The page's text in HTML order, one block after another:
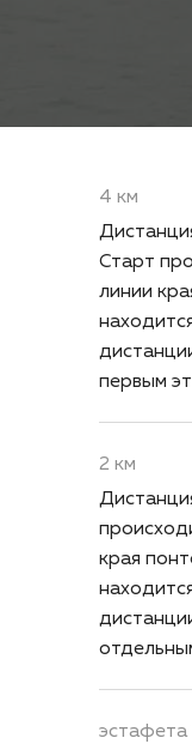
4 км
Старт
линии
первым
2 км
края
эстафета